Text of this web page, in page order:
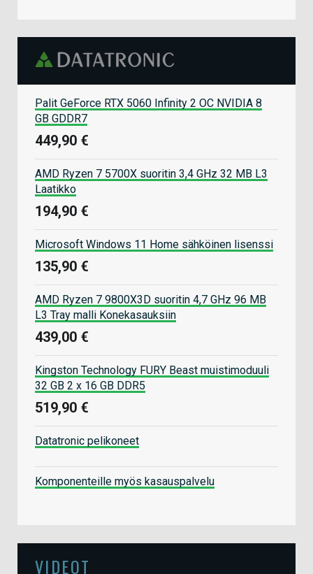
Palit GeForce RTX 5060 Infinity 2 OC NVIDIA 8
GB GDDR7
449,90 €
AMD Ryzen 7 5700X suoritin 3,4 GHz 32 MB L3
Laatikko
194,90 €
Microsoft Windows 11 Home sähköinen lisenssi
135,90 €
AMD Ryzen 7 9800X3D suoritin 4,7 GHz 96 MB
L3 Tray malli Konekasauksiin
439,00 €
Kingston Technology FURY Beast muistimoduuli
32 GB 2 x 16 GB DDR5
519,90 €
Datatronic pelikoneet
Komponenteille myös kasauspalvelu
VIDEOT